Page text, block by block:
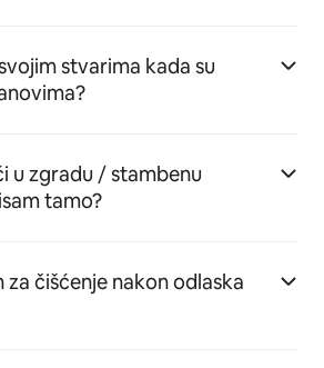
stvarima kada su
u zgradu / stambenu
tamo?
čišćenje nakon odlaska